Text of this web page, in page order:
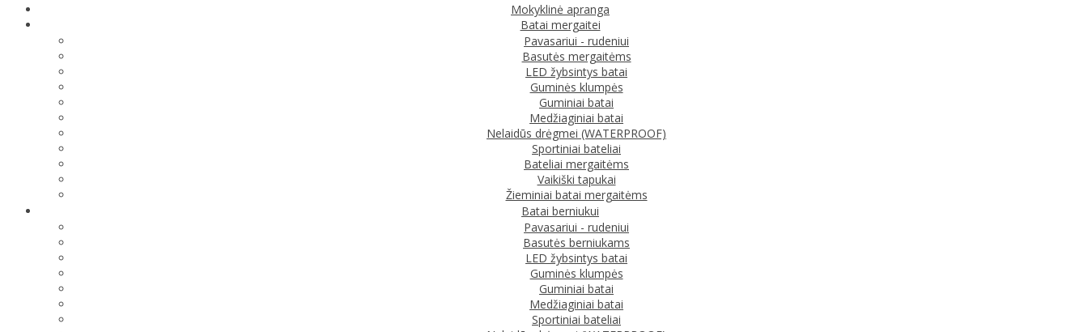
Mokyklinė apranga
Batai mergaitei
Pavasariui - rudeniui
Basutės mergaitėms
LED žybsintys batai
Guminės klumpės
Guminiai batai
Medžiaginiai batai
Nelaidūs drėgmei (WATERPROOF)
Sportiniai bateliai
Bateliai mergaitėms
Vaikiški tapukai
Žieminiai batai mergaitėms
Batai berniukui
Pavasariui - rudeniui
Basutės berniukams
LED žybsintys batai
Guminės klumpės
Guminiai batai
Medžiaginiai batai
Sportiniai bateliai